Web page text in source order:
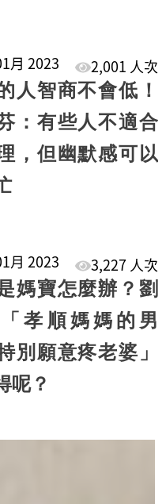
月 2023
2,001 人次
人智商不會低！
：有些人不適合
，但幽默感可以
月 2023
3,227 人次
媽寶怎麼辦？劉
孝順媽媽的男
別願意疼老婆」
呢？